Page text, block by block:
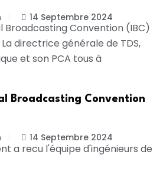
14 Septembre 2024
Broadcasting Convention
14 Septembre 2024